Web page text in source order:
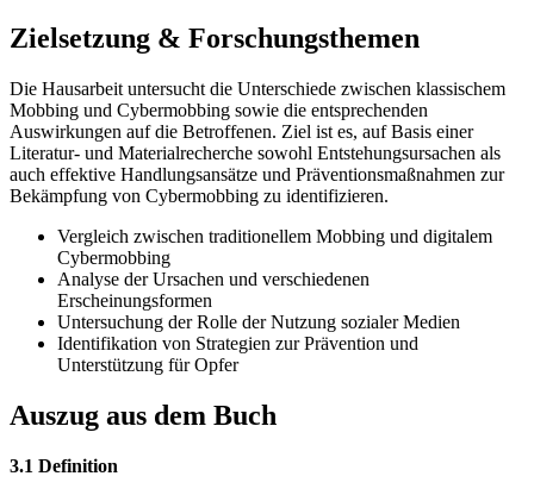
Zielsetzung & Forschungsthemen
Die Hausarbeit untersucht die Unterschiede zwischen klassischem
Mobbing und Cybermobbing sowie die entsprechenden
Auswirkungen auf die Betroffenen. Ziel ist es, auf Basis einer
Literatur- und Materialrecherche sowohl Entstehungsursachen als
auch effektive Handlungsansätze und Präventionsmaßnahmen zur
Bekämpfung von Cybermobbing zu identifizieren.
Vergleich zwischen traditionellem Mobbing und digitalem
Cybermobbing
Analyse der Ursachen und verschiedenen
Erscheinungsformen
Untersuchung der Rolle der Nutzung sozialer Medien
Identifikation von Strategien zur Prävention und
Unterstützung für Opfer
Auszug aus dem Buch
3.1 Definition